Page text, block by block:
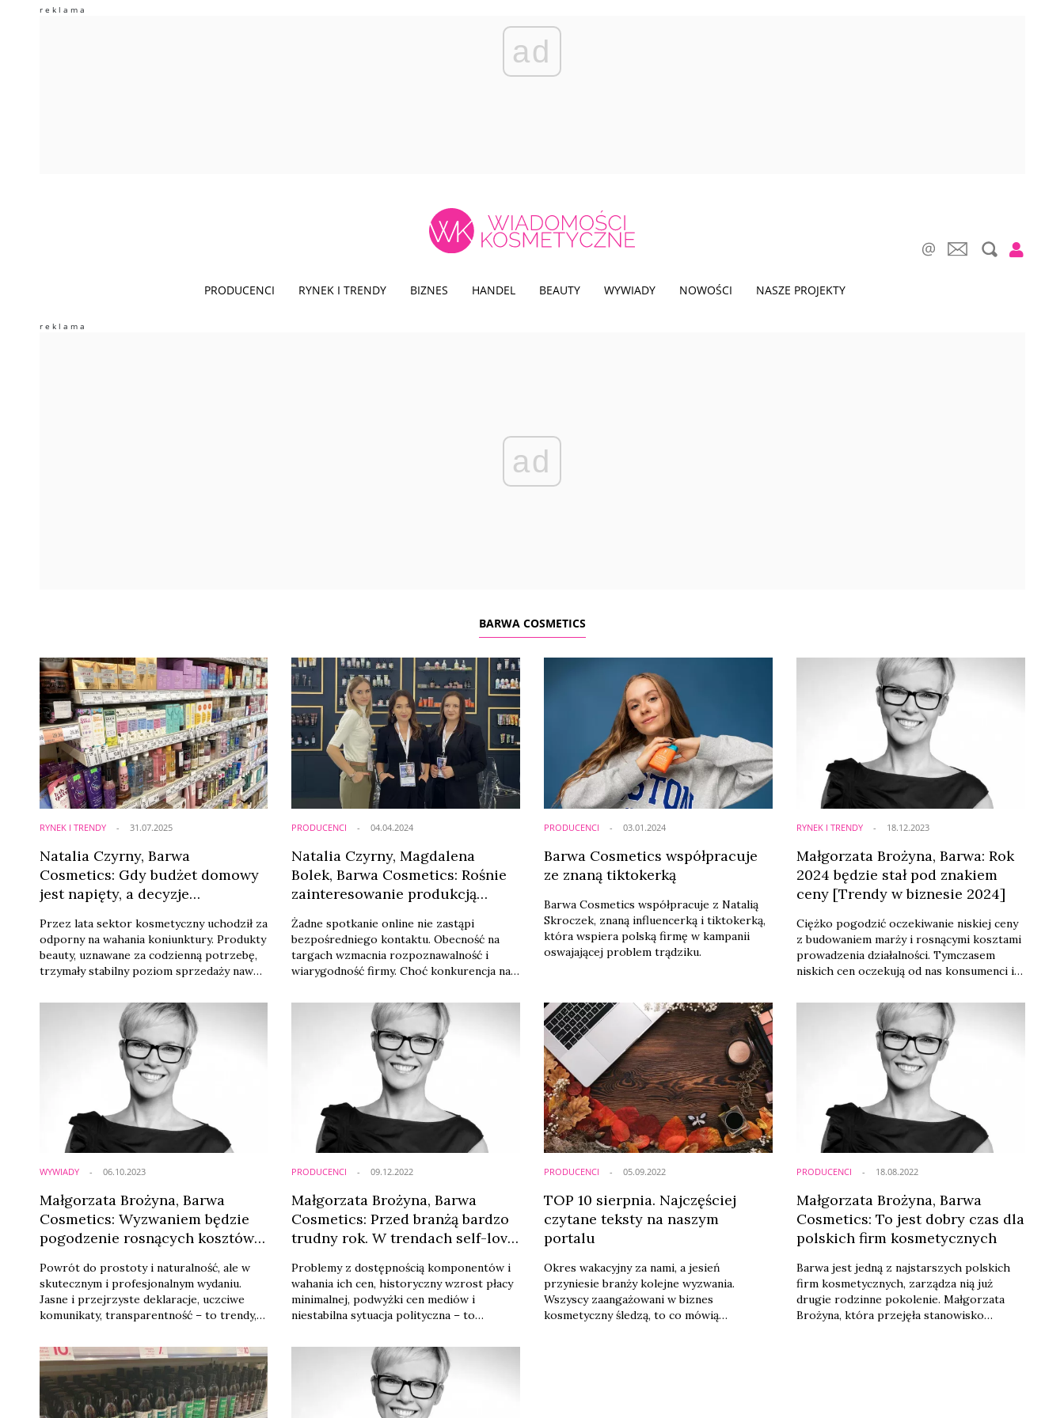
ad
PRODUCENCI RYNEK I TRENDY BIZNES HANDEL BEAUTY WYWIADY NOWOŚCI NASZE PROJEKTY
ad
BARWA COSMETICS
RYNEK I TRENDY
Natalia Czyrny, Barwa
Cosmetics: Gdy budżet domowy
jest napięty, a decyzje
której konsument wraca
Przez lata sektor kosmetyczny uchodził za
odporny na wahania koniunktury. Produkty
beauty, uznawane za codzienną potrzebę,
trzymały stabilny poziom sprzedaży nawet
Jednak dane z ostatnich miesięcy wskazują
na głęboką zmianę w zachowaniach
konsumentów. Jak podkreśla Natalia
Czyrny, dyrektorka marketingu w Barwa
Cosmetics, największym wyzwaniem dla
marek staje się dziś utrzymanie zaufania i
31.07.2025 PRODUCENCI
Natalia Czyrny, Magdalena
Bolek, Barwa Cosmetics: Rośnie
zainteresowanie produkcją
kontraktową [Cosmoprof Bolonia
2024]
Żadne spotkanie online nie zastąpi
bezpośredniego kontaktu. Obecność na
targach wzmacnia rozpoznawalność i
wiarygodność firmy. Choć konkurencja na
to każdy znajdzie na nim swoje miejsce, a
targi w Bolonii pokazują, jak mocna jest
pozycja polskich firm kosmetycznych na
świecie - mówią Natalia Czyrny, dyrektor
marketingu i Magdalena Bolek, manager
eksportu w firmie Barwa Cosmetics ...
04.04.2024 PRODUCENCI
Barwa Cosmetics współpracuje
ze znaną tiktokerką
Barwa Cosmetics współpracuje z Natalią
Skroczek, znaną influencerką i tiktokerką,
która wspiera polską firmę w kampanii
oswajającej problem trądziku.
03.01.2024 RYNEK I TRENDY
Małgorzata Brożyna, Barwa: Rok
2024 będzie stał pod znakiem
ceny [Trendy w biznesie 2024]
​Ciężko pogodzić oczekiwanie niskiej ceny
z budowaniem marży i rosnącymi kosztami
prowadzenia działalności. Tymczasem
niskich cen oczekują od nas konsumenci i
rok będzie stał pod znakiem ceny, więc
stale poszukujemy alternatywnych
surowców i budujemy dużą bazę
dostawców, by optymalizować koszty
produkcji – mówi Małgorzata Brożyna,
prezes zarządu Barwa Cosmetics pytana o
18.12.2023
WYWIADY
Małgorzata Brożyna, Barwa
Cosmetics: Wyzwaniem będzie
pogodzenie rosnących kosztów
rynku [PROGNOZY]
Powrót do prostoty i naturalność, ale w
skutecznym i profesjonalnym wydaniu.
Jasne i przejrzyste deklaracje, uczciwe
komunikaty, transparentność – to trendy,
najbliższej przyszłości – mówi Małgorzata
Brożyna, prezes zarządu Barwa Cosmetics.
– Wyzwaniem są natomiast rosnące koszty
działalności w obliczu podwyżej cen
komponentów do produkcji i
06.10.2023 PRODUCENCI
Małgorzata Brożyna, Barwa
Cosmetics: Przed branżą bardzo
trudny rok. W trendach self-love
Problemy z dostępnością komponentów i
wahania ich cen, historyczny wzrost płacy
minimalnej, podwyżki cen mediów i
niestabilna sytuacja polityczna – to
produkcyjnej nadchodzący rok będzie
bardzo trudny. Jednak nie rezygnujemy z
wprowadzania nowości, inwestujemy w
marketing, rozwijamy eksport. W trendach
widoczny jest self-love. Spodziewam się
09.12.2022 PRODUCENCI
TOP 10 sierpnia. Najczęściej
czytane teksty na naszym
portalu
Okres wakacyjny za nami, a jesień
przyniesie branży kolejne wyzwania.
Wszyscy zaangażowani w biznes
kosmetyczny śledzą, to co mówią
05.09.2022 PRODUCENCI
Małgorzata Brożyna, Barwa
Cosmetics: To jest dobry czas dla
polskich firm kosmetycznych
Barwa jest jedną z najstarszych polskich
firm kosmetycznych, zarządza nią już
drugie rodzinne pokolenie. Małgorzata
Brożyna, która przejęła stanowisko
18.08.2022